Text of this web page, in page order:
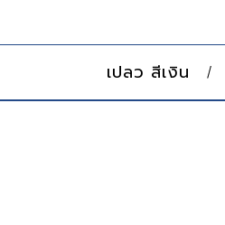
เปลว สีเงิน